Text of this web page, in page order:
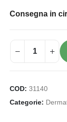
Consegna in
COD: 31140
Categorie: